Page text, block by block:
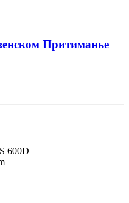
Притиманье
600D